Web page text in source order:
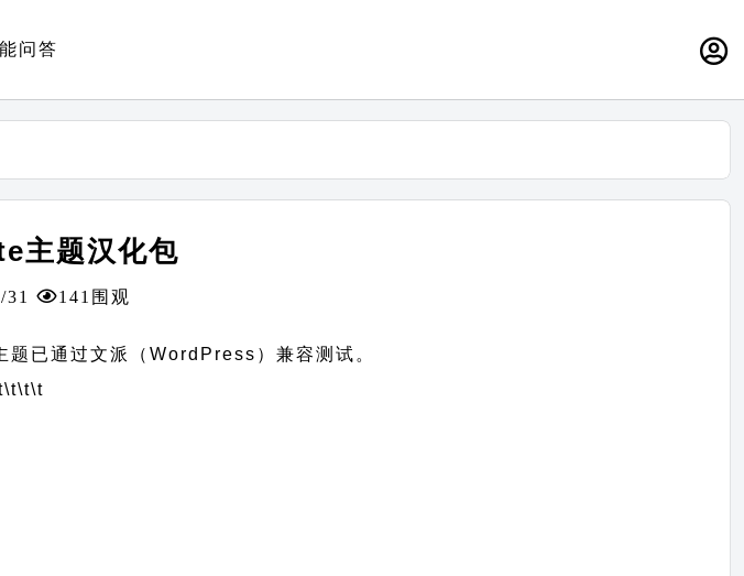
问答
主题汉化包
31 141围观
已通过文派（WordPress）兼容测试。